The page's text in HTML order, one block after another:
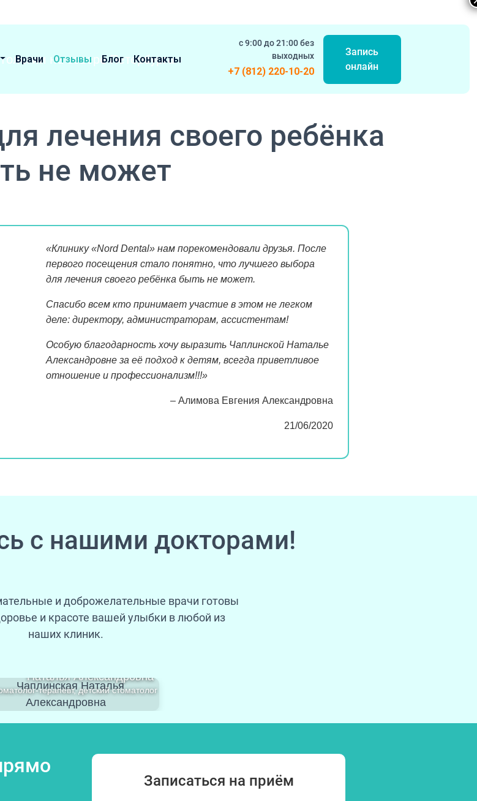
Врачи Отзывы Блог Контакты
с 9:00 до 21:00 без
выходных
+7 (812) 220-10-20
Запись
онлайн
лечения своего ребёнка
не может
«Клинику «Nord Dental» нам порекомендовали друзья. После
первого посещения стало понятно, что лучшего выбора
для лечения своего ребёнка быть не может.
Спасибо всем кто принимает участие в этом не легком
деле: директору, администраторам, ассистентам!
Особую благодарность хочу выразить Чаплинской Наталье
Александровне за её подход к детям, всегда приветливое
отношение и профессионализм!!!»
– Алимова Евгения Александровна
21/06/2020
с нашими докторами!
и доброжелательные врачи готовы
и красоте вашей улыбки в любой из
наших клиник.
Наталья Александровна
терапевт, детский стоматолог
Записаться на приём